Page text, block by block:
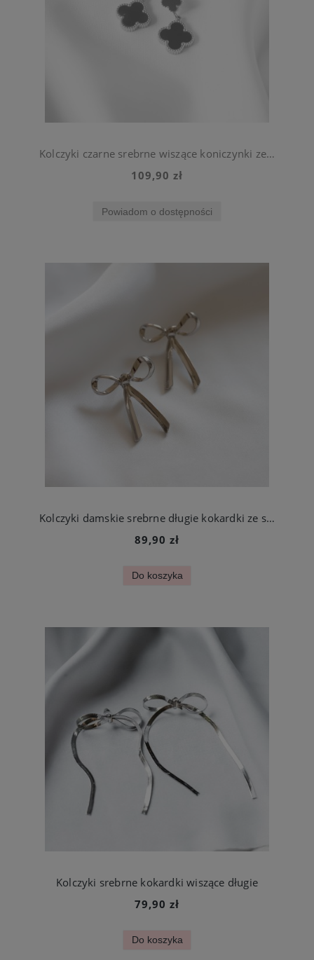
Kolczyki czarne srebrne wiszące koniczynki ze stali szlachetnej
109,90 zł
Powiadom o dostępności
Kolczyki damskie srebrne długie kokardki ze stali jubilerskiej
89,90 zł
Do koszyka
Kolczyki srebrne kokardki wiszące długie
79,90 zł
Do koszyka